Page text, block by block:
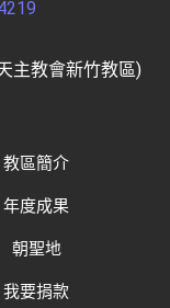
主教會新竹教區)
教區簡介
年度成果
朝聖地
我要捐款